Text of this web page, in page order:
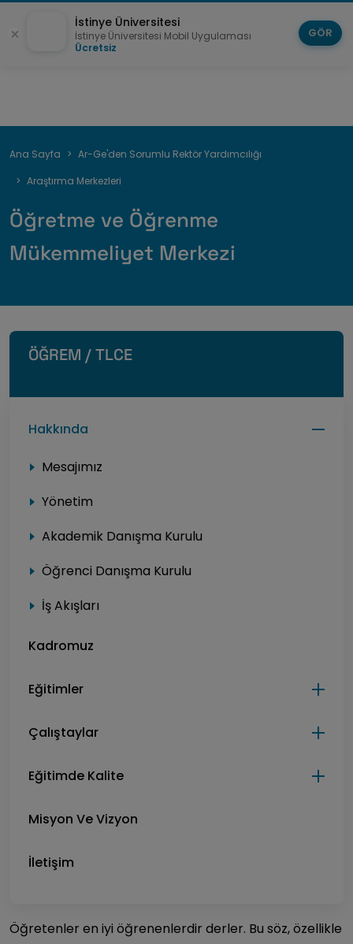
Sayfa
yolu
Ana Sayfa
Ar-Ge'den Sorumlu Rektör Yardımcılığı
Araştırma Merkezleri
Öğretme ve Öğrenme
Mükemmeliyet Merkezi
Öğretenler en iyi öğrenenlerdir derler. Bu söz, özellikle
ÖĞREM / TLCE
Hakkında
Mesajımız
Yönetim
Akademik Danışma Kurulu
Öğrenci Danışma Kurulu
İş Akışları
Kadromuz
Eğitimler
Çalıştaylar
Eğitimde Kalite
Misyon Ve Vizyon
İletişim
İstinye Üniversitesi
İstinye Üniversitesi Mobil Uygulaması
Ücretsiz
GÖR